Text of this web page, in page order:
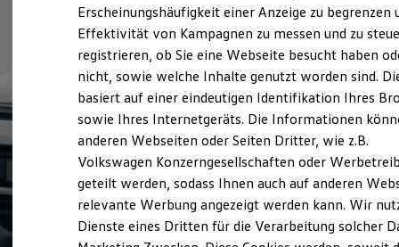
Ladezeitensimulator
Batterie
Sicherheit
Garantie und Lebensdauer
Nachhaltigkeit
Technologie
Kosten und Kauf
Verbrauchskosten
Kaufoptionen
E-Auto-Förderung
Software und Konnektivität
Die ID. Software 6
ID. Software Versionen und Updates
Digitale Extras
Schnittstellen zu Ihrem ID.
Erscheinungshäufigkeit einer Anzeige zu begrenzen
Effektivität von Kampagnen zu messen und zu
registrieren, ob Sie eine Webseite besucht haben
nicht, sowie welche Inhalte genutzt worden sind.
basiert auf einer eindeutigen Identifikation Ihres
sowie Ihres Internetgeräts. Die Informationen
anderen Webseiten oder Seiten Dritter, wie z.B.
Volkswagen Konzerngesellschaften oder
geteilt werden, sodass Ihnen auch auf anderen
relevante Werbung angezeigt werden kann. Wir
Dienste eines Dritten für die Verarbeitung solcher